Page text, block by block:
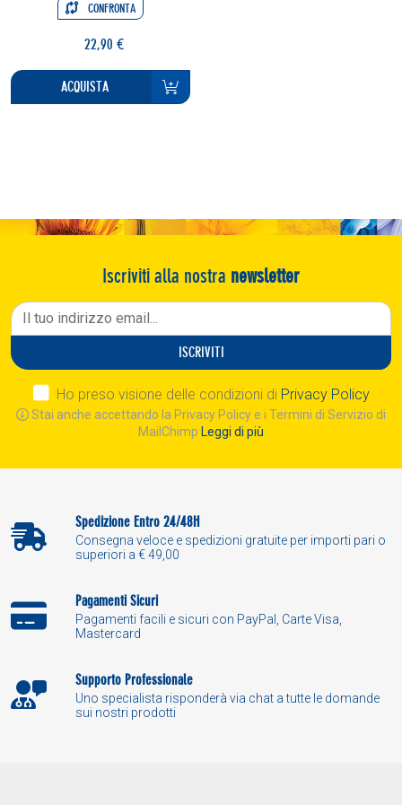
CONFRONTA
22,90 €
ACQUISTA
Iscriviti alla nostra newsletter
ISCRIVITI
Ho preso visione delle condizioni di Privacy Policy
Stai anche accettando la Privacy Policy e i Termini di Servizio di
MailChimp Leggi di più
Spedizione Entro 24/48H
Consegna veloce e spedizioni gratuite per importi pari o
superiori a € 49,00
Pagamenti Sicuri
Pagamenti facili e sicuri con PayPal, Carte Visa,
Mastercard
Supporto Professionale
Uno specialista risponderà via chat a tutte le domande
sui nostri prodotti